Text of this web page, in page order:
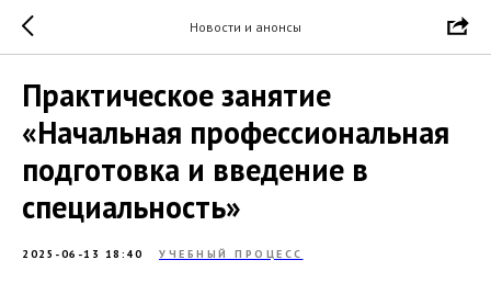
Новости и анонсы
Практическое занятие
«Начальная профессиональная
подготовка и введение в
специальность»
2025-06-13 18:40 УЧЕБНЫЙ ПРОЦЕСС